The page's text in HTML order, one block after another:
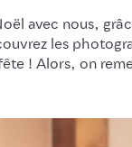
avec nous,
les
! Alors, on